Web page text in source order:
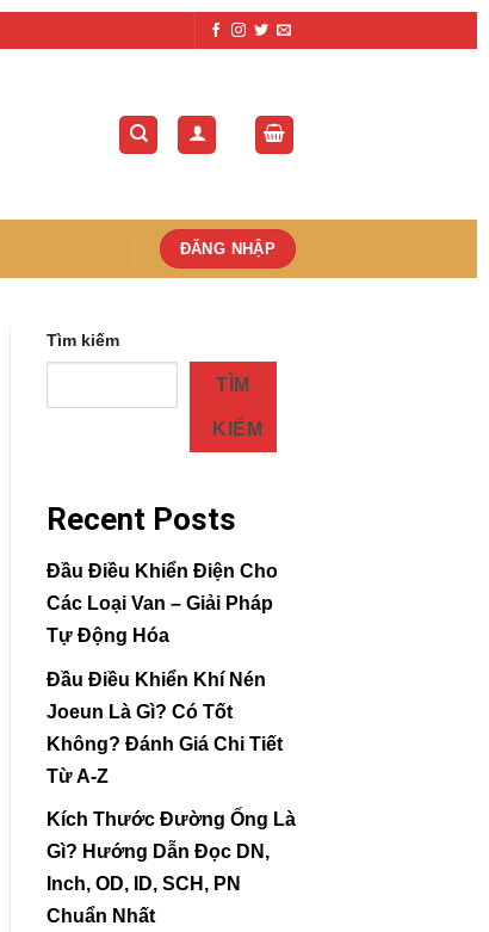
ĐĂNG NHẬP
Tìm kiếm
TÌM
KIẾM
Recent Posts
Đầu Điều Khiển Điện Cho
Các Loại Van – Giải Pháp
Tự Động Hóa
Đầu Điều Khiển Khí Nén
Joeun Là Gì? Có Tốt
Không? Đánh Giá Chi Tiết
Từ A-Z
Kích Thước Đường Ống Là
Gì? Hướng Dẫn Đọc DN,
Inch, OD, ID, SCH, PN
Chuẩn Nhất